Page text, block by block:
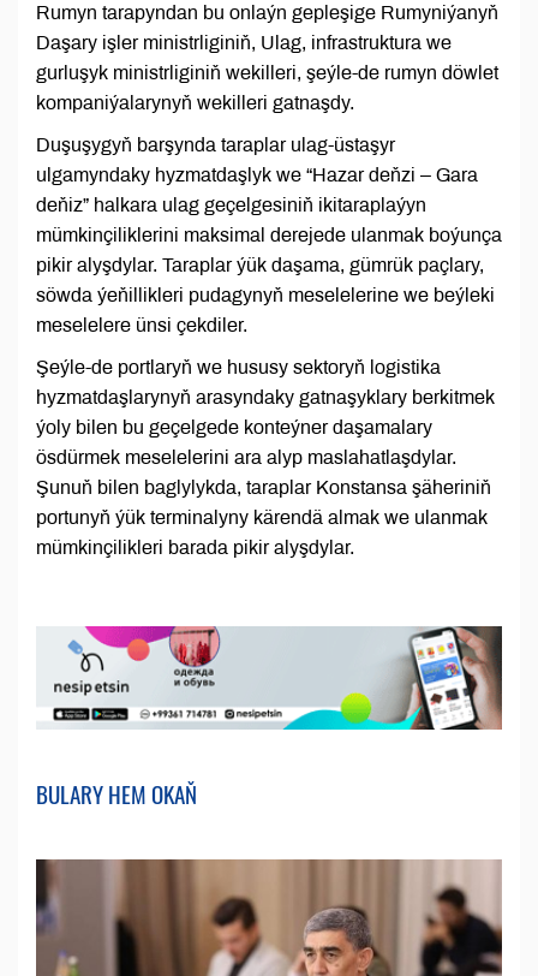
Rumyn tarapyndan bu onlaýn gepleşige Rumyniýanyň
Daşary işler ministrliginiň, Ulag, infrastruktura we
gurluşyk ministrliginiň wekilleri, şeýle-de rumyn döwlet
kompaniýalarynyň wekilleri gatnaşdy.
Duşuşygyň barşynda taraplar ulag-üstaşyr
ulgamyndaky hyzmatdaşlyk we “Hazar deňzi – Gara
deňiz” halkara ulag geçelgesiniň ikitaraplaýyn
mümkinçiliklerini maksimal derejede ulanmak boýunça
pikir alyşdylar. Taraplar ýük daşama, gümrük paçlary,
söwda ýeňillikleri pudagynyň meselelerine we beýleki
meselelere ünsi çekdiler.
Şeýle-de portlaryň we hususy sektoryň logistika
hyzmatdaşlarynyň arasyndaky gatnaşyklary berkitmek
ýoly bilen bu geçelgede konteýner daşamalary
ösdürmek meselelerini ara alyp maslahatlaşdylar.
Şunuň bilen baglylykda, taraplar Konstansa şäheriniň
portunyň ýük terminalyny kärendä almak we ulanmak
mümkinçilikleri barada pikir alyşdylar.
BULARY HEM OKAŇ